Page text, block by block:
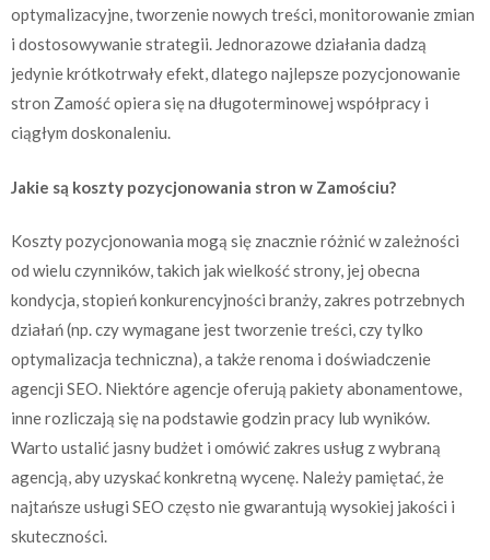
optymalizacyjne, tworzenie nowych treści, monitorowanie zmian
i dostosowywanie strategii. Jednorazowe działania dadzą
jedynie krótkotrwały efekt, dlatego najlepsze pozycjonowanie
stron Zamość opiera się na długoterminowej współpracy i
ciągłym doskonaleniu.
Jakie są koszty pozycjonowania stron w Zamościu?
Koszty pozycjonowania mogą się znacznie różnić w zależności
od wielu czynników, takich jak wielkość strony, jej obecna
kondycja, stopień konkurencyjności branży, zakres potrzebnych
działań (np. czy wymagane jest tworzenie treści, czy tylko
optymalizacja techniczna), a także renoma i doświadczenie
agencji SEO. Niektóre agencje oferują pakiety abonamentowe,
inne rozliczają się na podstawie godzin pracy lub wyników.
Warto ustalić jasny budżet i omówić zakres usług z wybraną
agencją, aby uzyskać konkretną wycenę. Należy pamiętać, że
najtańsze usługi SEO często nie gwarantują wysokiej jakości i
skuteczności.